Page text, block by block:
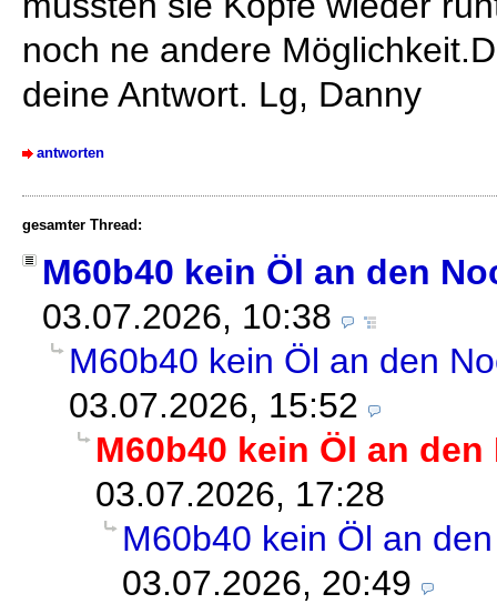
noch ne andere
deine Antwort. Lg, Danny
antworten
gesamter Thread:
M60b40 kein Öl an den
03.07.2026, 10:38
M60b40 kein Öl an den
03.07.2026, 15:52
M60b40 kein Öl an
03.07.2026, 17:28
M60b40 kein Öl an
03.07.2026, 20:49